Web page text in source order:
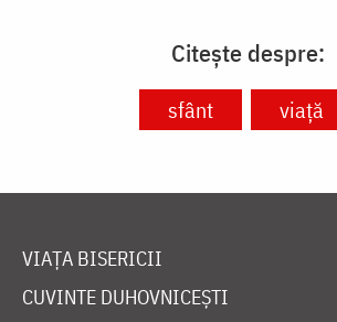
Citește despre:
sfânt viață
VIAȚA BISERICII
CUVINTE DUHOVNICEȘTI